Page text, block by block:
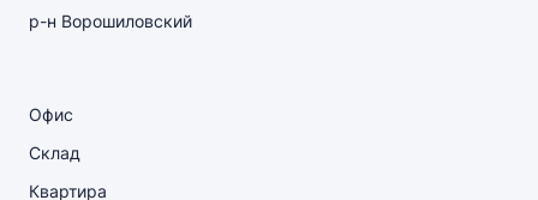
р-н Ворошиловский
Офис
Склад
Квартира